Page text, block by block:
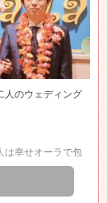
場はとっても盛り
！
ですね！！
人のウェディング
は幸せオーラで包